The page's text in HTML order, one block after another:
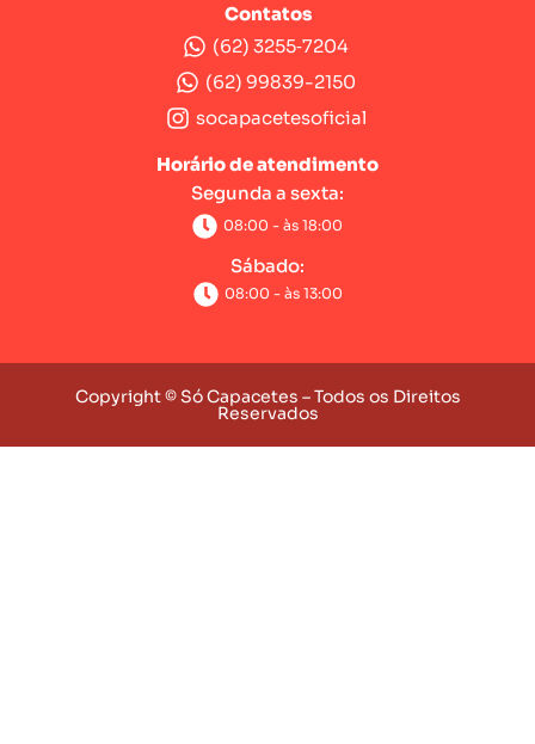
Contatos
(62) 3255‑7204‬
(62) 99839-2150
socapacetesoficial
Horário de atendimento
Segunda a sexta:
08:00 - às 18:00
Sábado:
08:00 - às 13:00
Copyright © Só Capacetes – Todos os Direitos
Reservados